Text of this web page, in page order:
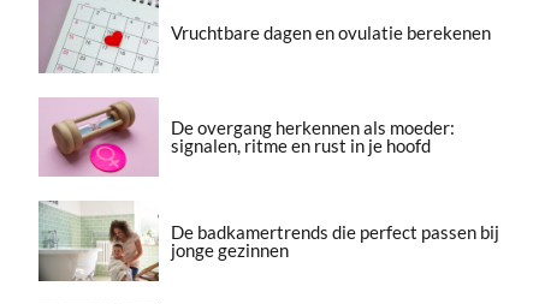
Vruchtbare dagen en ovulatie berekenen
De overgang herkennen als moeder:
signalen, ritme en rust in je hoofd
De badkamertrends die perfect passen bij
jonge gezinnen